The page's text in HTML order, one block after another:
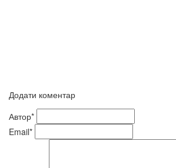
Додати коментар
Автор*
Email*